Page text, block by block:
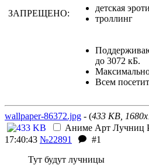
ЗАПРЕЩЕНО:
детская
троллинг
до 3072 кБ.
Всем
wallpaper-86372.jpg - (433 KB,
Аниме Арт Лучниц
17:40:43 №22891
#1
Тут будут лучницы